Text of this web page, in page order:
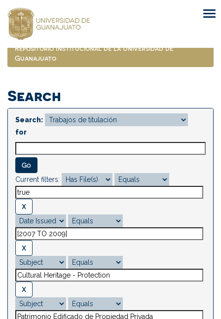
navigation
Repositorio Institucional de la Universidad de
Guanajuato
Search
Search:
for
Current filters: